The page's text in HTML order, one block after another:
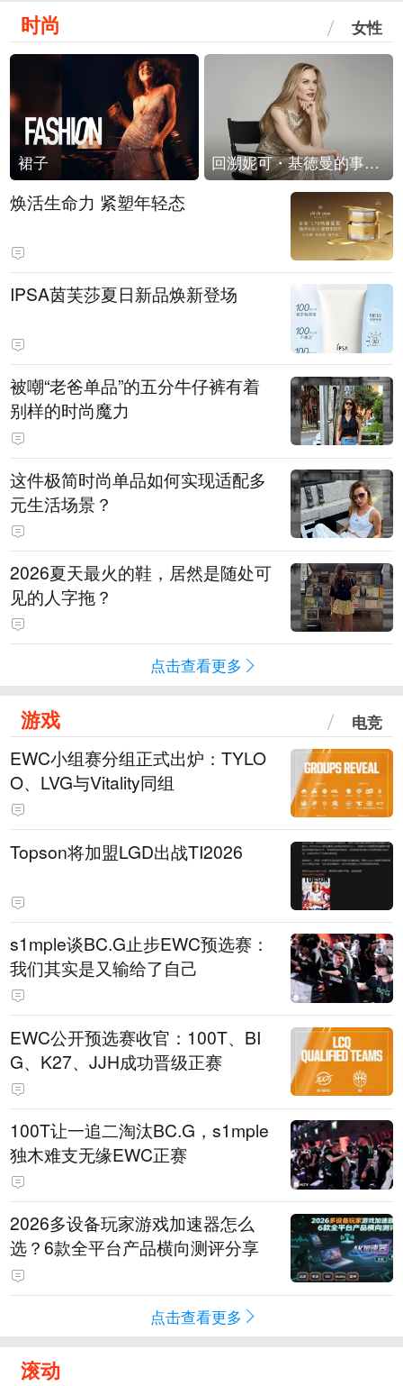
时尚 女性
裙子 回溯妮可・基德曼的事业轨迹
焕活生命力 紧塑年轻态
IPSA茵芙莎夏日新品焕新登场
被嘲“老爸单品”的五分牛仔裤有着
别样的时尚魔力
这件极简时尚单品如何实现适配多
元生活场景？
2026夏天最火的鞋，居然是随处可
见的人字拖？
点击查看更多
游戏 电竞
EWC小组赛分组正式出炉：TYLO
O、LVG与Vitality同组
Topson将加盟LGD出战TI2026
s1mple谈BC.G止步EWC预选赛：
我们其实是又输给了自己
EWC公开预选赛收官：100T、BI
G、K27、JJH成功晋级正赛
100T让一追二淘汰BC.G，s1mple
独木难支无缘EWC正赛
2026多设备玩家游戏加速器怎么
选？6款全平台产品横向测评分享
点击查看更多
滚动